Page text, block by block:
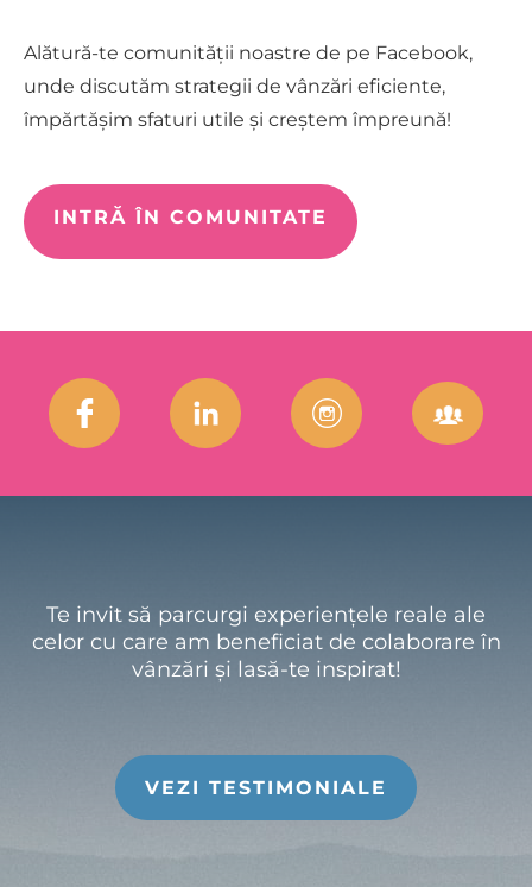
Alătură-te comunității noastre de pe Facebook,
unde discutăm strategii de vânzări eficiente,
împărtășim sfaturi utile și creștem împreună!
INTRĂ ÎN COMUNITATE
Te invit să parcurgi experiențele reale ale
celor cu care am beneficiat de colaborare în
vânzări și lasă-te inspirat!
VEZI TESTIMONIALE